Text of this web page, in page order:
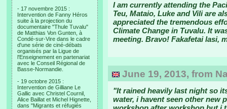
- 17 novembre 2015 :
Intervention de Fanny Héros
suite à la projection du
documentaire "Thule Tuvalu"
de Matthias Von Gunten, à
Condé-sur-Vire dans le cadre
d'une série de ciné-débats
organisés par la Ligue de
l'Enseignement en partenariat
avec le Conseil Régional de
Basse-Normandie.
- 19 octobre 2015 :
Intervention de Gilliane Le
Gallic avec Christel Cournil,
Alice Baillat et Michel Hignette,
dans "Migrants et réfugiés
I am currently attending the
Teu, Mataio, Luke and Vili are
appreciated the tremendous
Climate Change in Tuvalu. It
meeting. Bravo! Fakafetai lasi,
June 19, 2013, from
"It rained heavily last night so
water, i havent seen other new